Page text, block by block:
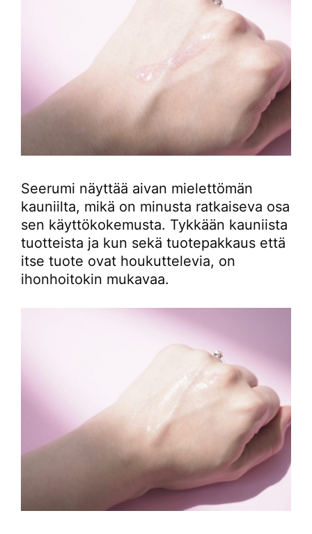
Seerumi näyttää aivan mielettömän
kauniilta, mikä on minusta ratkaiseva osa
sen käyttökokemusta. Tykkään kauniista
tuotteista ja kun sekä tuotepakkaus että
itse tuote ovat houkuttelevia, on
ihonhoitokin mukavaa.